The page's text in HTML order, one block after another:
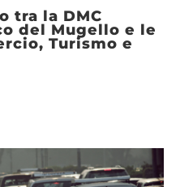
tra la DMC
del Mugello e le
Turismo e